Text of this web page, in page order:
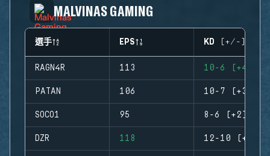
MALVINAS GAMING
選手 EPS KD (+/-)
RAGN4R 113 10-6 (+4)
PATAN 106 10-7 (+3)
SOCO1 95 8-6 (+2)
DZR 118 12-10 (+2)